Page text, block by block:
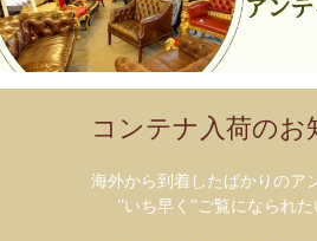
コンテナ入荷のお
海外から到着したばかりのア
”いち早く”ご覧になられ